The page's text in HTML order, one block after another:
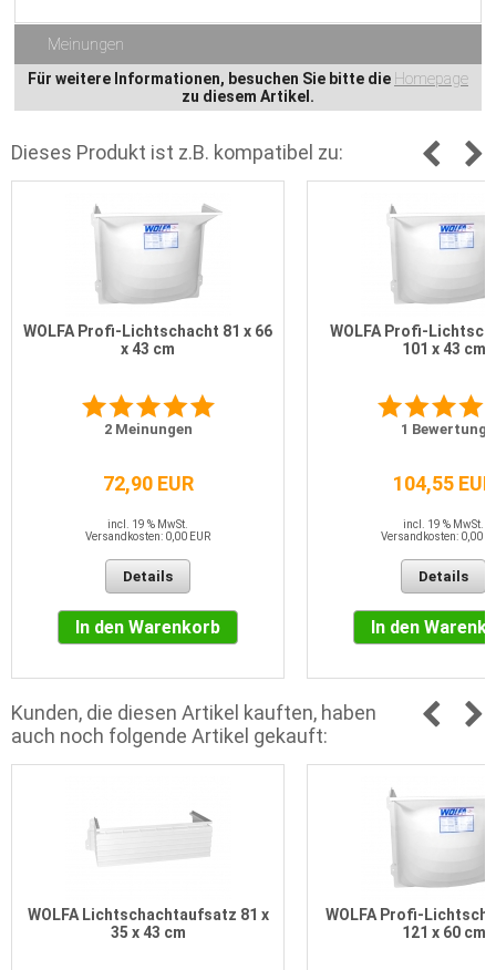
Meinungen
Für weitere Informationen, besuchen Sie bitte die Homepage
zu diesem Artikel.
Dieses Produkt ist z.B. kompatibel zu:
WOLFA Profi-Lichtschacht 81 x 66
x 43 cm
2Meinungen
72,90 EUR
incl. 19 % MwSt.
Versandkosten: 0,00 EUR
Details
In den Warenkorb
WOLFA Profi-
101 x 43 cm
1 Bewertung
104,55 EUR
incl. 19 % MwSt.
Versandkosten: 0,00
Details
In den
Kunden, die diesen Artikel kauften, haben
auch noch folgende Artikel gekauft:
WOLFA Lichtschachtaufsatz 81 x
35 x 43 cm
WOLFA Profi-
121 x 60 cm